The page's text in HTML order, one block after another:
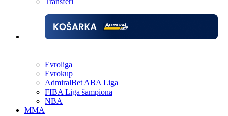
Evroliga
Evrokup
AdmiralBet ABA Liga
FIBA Liga šampiona
NBA
MMA